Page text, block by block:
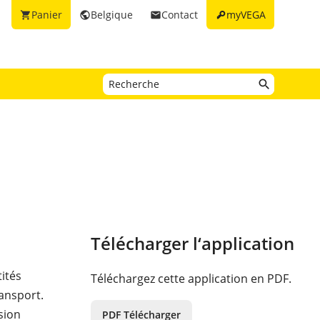
keymyVEGA
emailContact
publicBelgique
shopping_cartPanier
Télécharger l‘application
Téléchargez cette application en PDF.
PDF Télécharger